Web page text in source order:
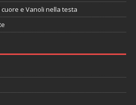
cuore e Vanoli nella testa